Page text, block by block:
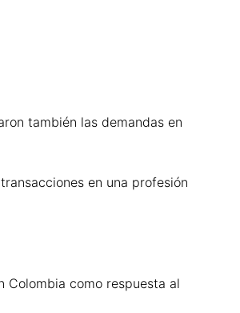
también las demandas en
en una profesión
Colombia como respuesta al